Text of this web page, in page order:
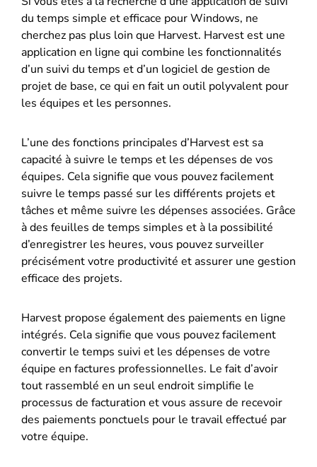
du temps simple et efficace pour Windows, ne
cherchez pas plus loin que Harvest. Harvest est une
application en ligne qui combine les fonctionnalités
d’un suivi du temps et d’un logiciel de gestion de
projet de base, ce qui en fait un outil polyvalent pour
les équipes et les personnes.
L’une des fonctions principales d’Harvest est sa
capacité à suivre le temps et les dépenses de vos
équipes. Cela signifie que vous pouvez facilement
suivre le temps passé sur les différents projets et
tâches et même suivre les dépenses associées. Grâce
à des feuilles de temps simples et à la possibilité
d’enregistrer les heures, vous pouvez surveiller
précisément votre productivité et assurer une gestion
efficace des projets.
Harvest propose également des paiements en ligne
intégrés. Cela signifie que vous pouvez facilement
convertir le temps suivi et les dépenses de votre
équipe en factures professionnelles. Le fait d’avoir
tout rassemblé en un seul endroit simplifie le
processus de facturation et vous assure de recevoir
des paiements ponctuels pour le travail effectué par
votre équipe.